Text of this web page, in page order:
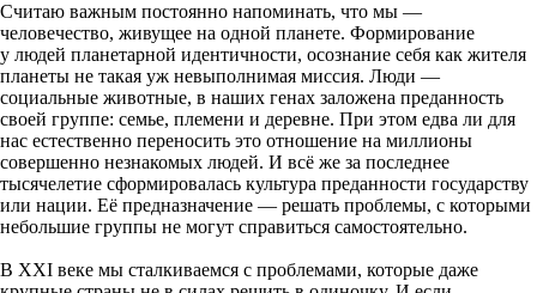
Считаю важным постоянно напоминать, что мы —
человечество, живущее на одной планете. Формирование
у людей планетарной идентичности, осознание себя как жителя
планеты не такая уж невыполнимая миссия. Люди —
социальные животные, в наших генах заложена преданность
своей группе: семье, племени и деревне. При этом едва ли для
нас естественно переносить это отношение на миллионы
совершенно незнакомых людей. И всё же за последнее
тысячелетие сформировалась культура преданности государству
или нации. Её предназначение — решать проблемы, с которыми
небольшие группы не могут справиться самостоятельно.
В XXI веке мы сталкиваемся с проблемами, которые даже